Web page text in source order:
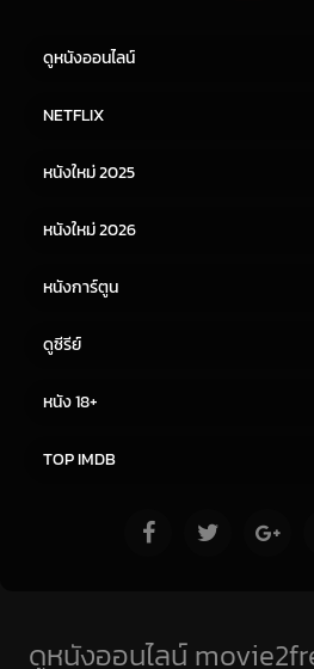
ดูหนังออนไลน์
หนังจีน
NETFLIX
หนังใหม่ 2025
หนังใหม่ 2026
หนังการ์ตูน
ดูซีรีย์
หนัง 18+
TOP IMDB
ดูหนังออนไลน์